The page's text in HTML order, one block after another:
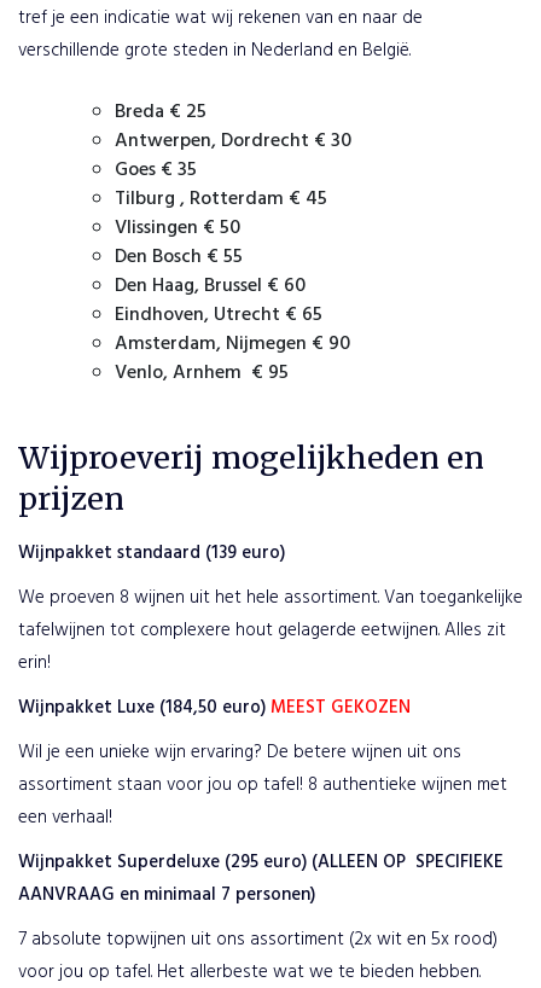
tref je een indicatie wat wij rekenen van en naar de
verschillende grote steden in Nederland en België.
Breda € 25
Antwerpen, Dordrecht € 30
Goes € 35
Tilburg , Rotterdam € 45
Vlissingen € 50
Den Bosch € 55
Den Haag, Brussel € 60
Eindhoven, Utrecht € 65
Amsterdam, Nijmegen € 90
Venlo, Arnhem € 95
Wijproeverij mogelijkheden en
prijzen
Wijnpakket standaard (139 euro)
We proeven 8 wijnen uit het hele assortiment. Van toegankelijke
tafelwijnen tot complexere hout gelagerde eetwijnen. Alles zit
erin!
Wijnpakket Luxe (184,50 euro) MEEST GEKOZEN
Wil je een unieke wijn ervaring? De betere wijnen uit ons
assortiment staan voor jou op tafel! 8 authentieke wijnen met
een verhaal!
Wijnpakket Superdeluxe (295 euro) (ALLEEN OP SPECIFIEKE
AANVRAAG en minimaal 7 personen)
7 absolute topwijnen uit ons assortiment (2x wit en 5x rood)
voor jou op tafel. Het allerbeste wat we te bieden hebben.
PLAATS
BESTELLING
WINKELEN